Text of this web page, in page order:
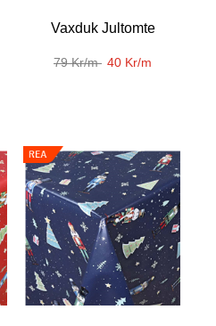
Vaxduk Jultomte
79 Kr/m 40 Kr/m